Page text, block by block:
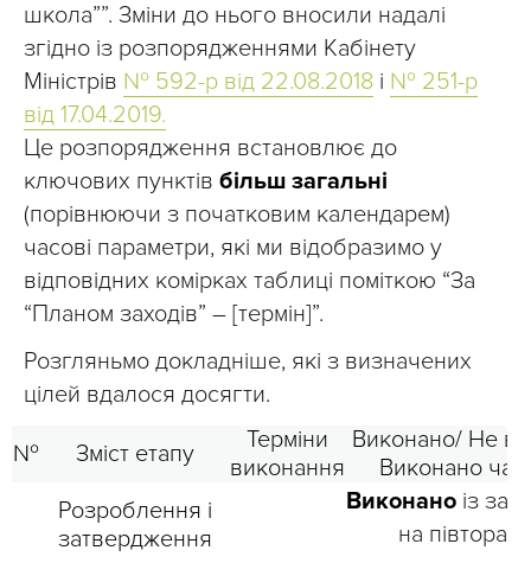
школа””. Зміни до нього вносили надалі
згідно із розпорядженнями Кабінету
Міністрів № 592-р від 22.08.2018 і № 251-р
від 17.04.2019.
Це розпорядження встановлює до
ключових пунктів більш загальні
(порівнюючи з початковим календарем)
часові параметри, які ми відобразимо у
відповідних комірках таблиці поміткою “За
“Планом заходів” – [термін]”.
Розгляньмо докладніше, які з визначених
цілей вдалося досягти.
№ Зміст етапу
Терміни
виконання
Виконано/ Не
Виконано
Розроблення і
затвердження
Виконано із
на півтора